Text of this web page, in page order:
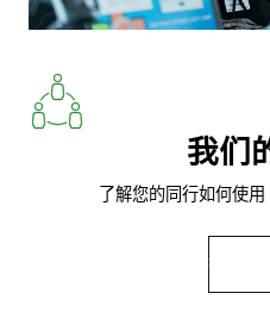
我们
了解您的同行如何使用
探索故